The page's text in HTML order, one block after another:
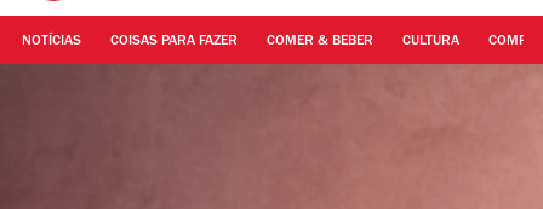
NOTÍCIAS COISAS PARA FAZER COMER & BEBER CULTURA